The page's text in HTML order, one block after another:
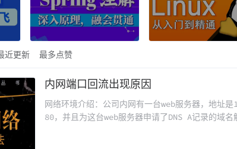
近更新 最多点赞
2022-11-17
内网端口回流出现原因
网络环境介绍：公司内网有一台web服务器，地址
80，并且为这台web服务器申请了DNS A记录的域